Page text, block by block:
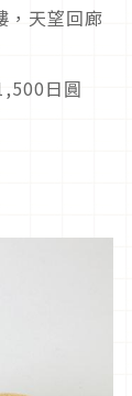
，天望回廊
日圓